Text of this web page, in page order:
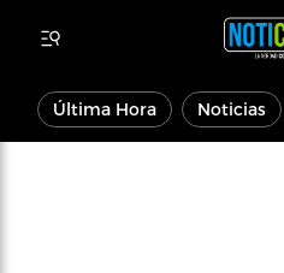
Última Hora Noticias